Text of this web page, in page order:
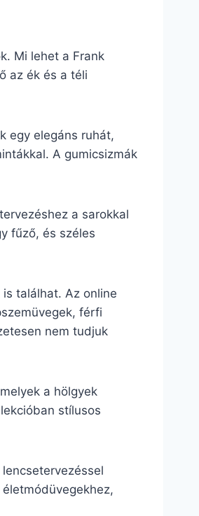
Mi lehet a Frank
az ék és a téli
egy elegáns ruhát,
A gumicsizmák
a sarokkal
fűző, és széles
találhat. Az online
férfi
nem tudjuk
a hölgyek
stílusos